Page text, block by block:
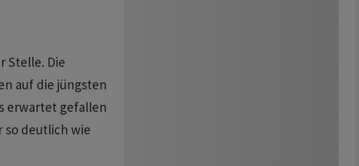
Stelle. Die
auf die jüngsten
erwartet gefallen
so deutlich wie